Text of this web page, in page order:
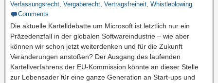
Verfassungsrecht, Vergaberecht, Vertragsfreiheit, Whistleblowing
Comments
Die aktuelle Kartelldebatte um Microsoft ist letztlich nur ein
Präzedenzfall in der globalen Softwareindustrie – wie aber
können wir schon jetzt weiterdenken und für die Zukunft
Veränderungen anstoßen? Der Ausgang des laufenden
Kartellverfahrens der EU-Kommission könnte an dieser Stelle
zur Lebensader für eine ganze Generation an Start-ups und